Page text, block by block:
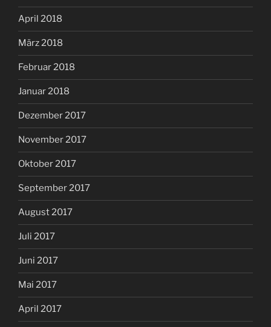
April 2018
März 2018
Februar 2018
Januar 2018
Dezember 2017
November 2017
Oktober 2017
September 2017
August 2017
Juli 2017
Juni 2017
Mai 2017
April 2017